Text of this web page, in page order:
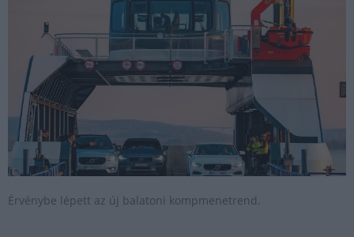
Érvénybe lépett az új balatoni kompmenetrend.